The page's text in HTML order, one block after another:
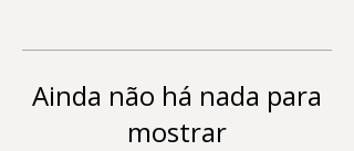
Ainda não há nada para
mostrar